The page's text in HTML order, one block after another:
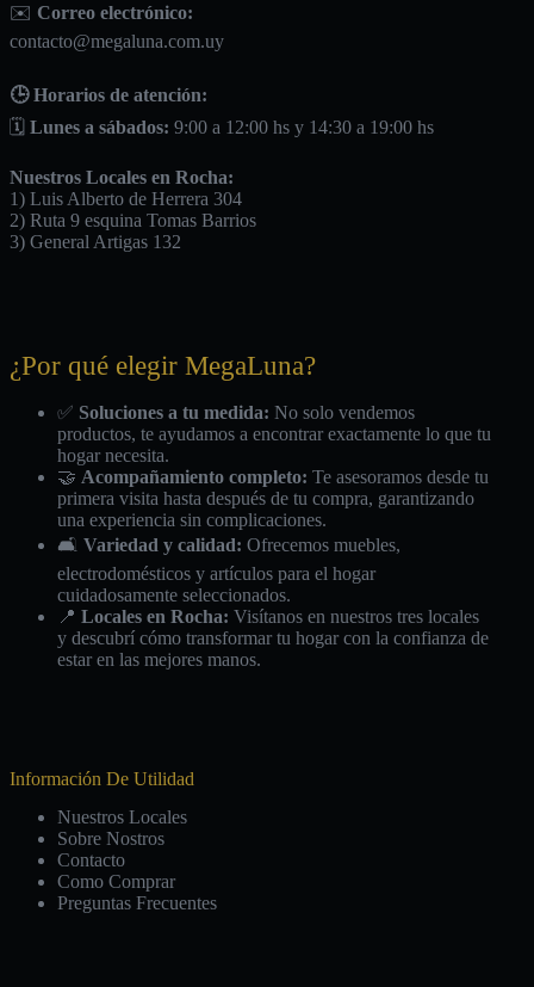
✉️ Correo electrónico:
contacto@megaluna.com.uy
🕒 Horarios de atención:
🗓️ Lunes a sábados: 9:00 a 12:00 hs y 14:30 a 19:00 hs
Nuestros Locales en Rocha:
1) Luis Alberto de Herrera 304
2) Ruta 9 esquina Tomas Barrios
3) General Artigas 132
¿Por qué elegir MegaLuna?
✅ Soluciones a tu medida: No solo vendemos
productos, te ayudamos a encontrar exactamente lo que tu
hogar necesita.
🤝 Acompañamiento completo: Te asesoramos desde tu
primera visita hasta después de tu compra, garantizando
una experiencia sin complicaciones.
🛋️ Variedad y calidad: Ofrecemos muebles,
electrodomésticos y artículos para el hogar
cuidadosamente seleccionados.
📍 Locales en Rocha: Visítanos en nuestros tres locales
y descubrí cómo transformar tu hogar con la confianza de
estar en las mejores manos.
Información De Utilidad
Nuestros Locales
Sobre Nostros
Contacto
Como Comprar
Preguntas Frecuentes